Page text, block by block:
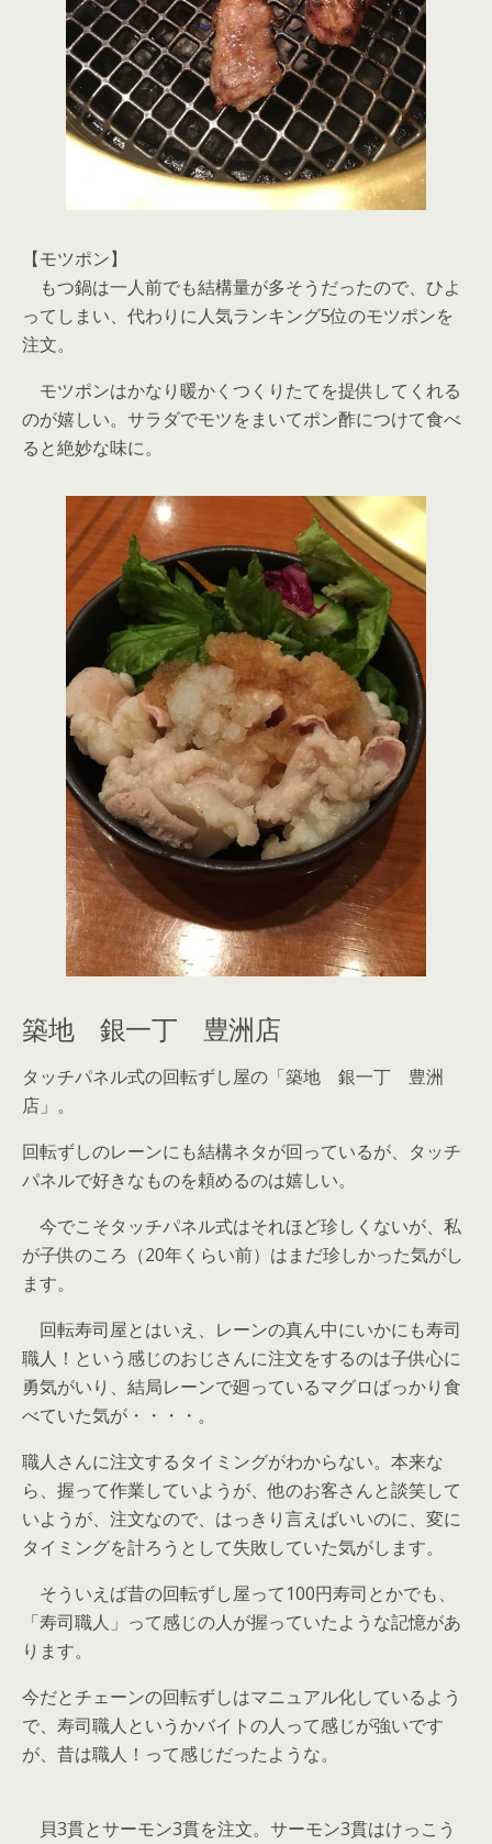
【モツポン】
もつ鍋は一人前でも結構量が多そうだったので、ひよ
ってしまい、代わりに人気ランキング5位のモツポンを
注文。
モツポンはかなり暖かくつくりたてを提供してくれる
のが嬉しい。サラダでモツをまいてポン酢につけて食べ
ると絶妙な味に。
築地 銀一丁 豊洲店
タッチパネル式の回転ずし屋の「築地 銀一丁 豊洲
店」。
回転ずしのレーンにも結構ネタが回っているが、タッチ
パネルで好きなものを頼めるのは嬉しい。
今でこそタッチパネル式はそれほど珍しくないが、私
が子供のころ（20年くらい前）はまだ珍しかった気がし
ます。
回転寿司屋とはいえ、レーンの真ん中にいかにも寿司
職人！という感じのおじさんに注文をするのは子供心に
勇気がいり、結局レーンで廻っているマグロばっかり食
べていた気が・・・・。
職人さんに注文するタイミングがわからない。本来な
ら、握って作業していようが、他のお客さんと談笑して
いようが、注文なので、はっきり言えばいいのに、変に
タイミングを計ろうとして失敗していた気がします。
そういえば昔の回転ずし屋って100円寿司とかでも、
「寿司職人」って感じの人が握っていたような記憶があ
ります。
今だとチェーンの回転ずしはマニュアル化しているよう
で、寿司職人というかバイトの人って感じが強いです
が、昔は職人！って感じだったような。
貝3貫とサーモン3貫を注文。サーモン3貫はけっこう